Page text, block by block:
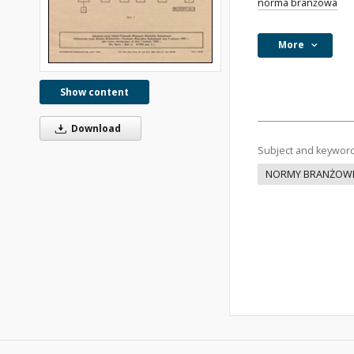
Show content
Download
norma branżowa
More
Subject and
NORMY